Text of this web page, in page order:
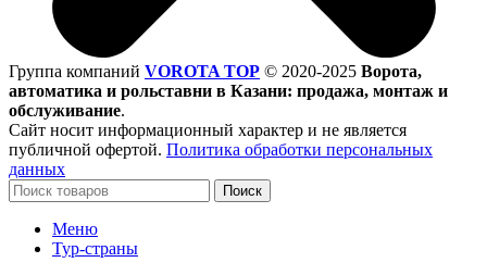
Группа компаний VOROTA TOP © 2020-2025 Ворота,
автоматика и рольставни в Казани: продажа, монтаж и
обслуживание.
Сайт носит информационный характер и не является
публичной офертой. Политика обработки персональных
данных
Поиск
Меню
Тур-страны